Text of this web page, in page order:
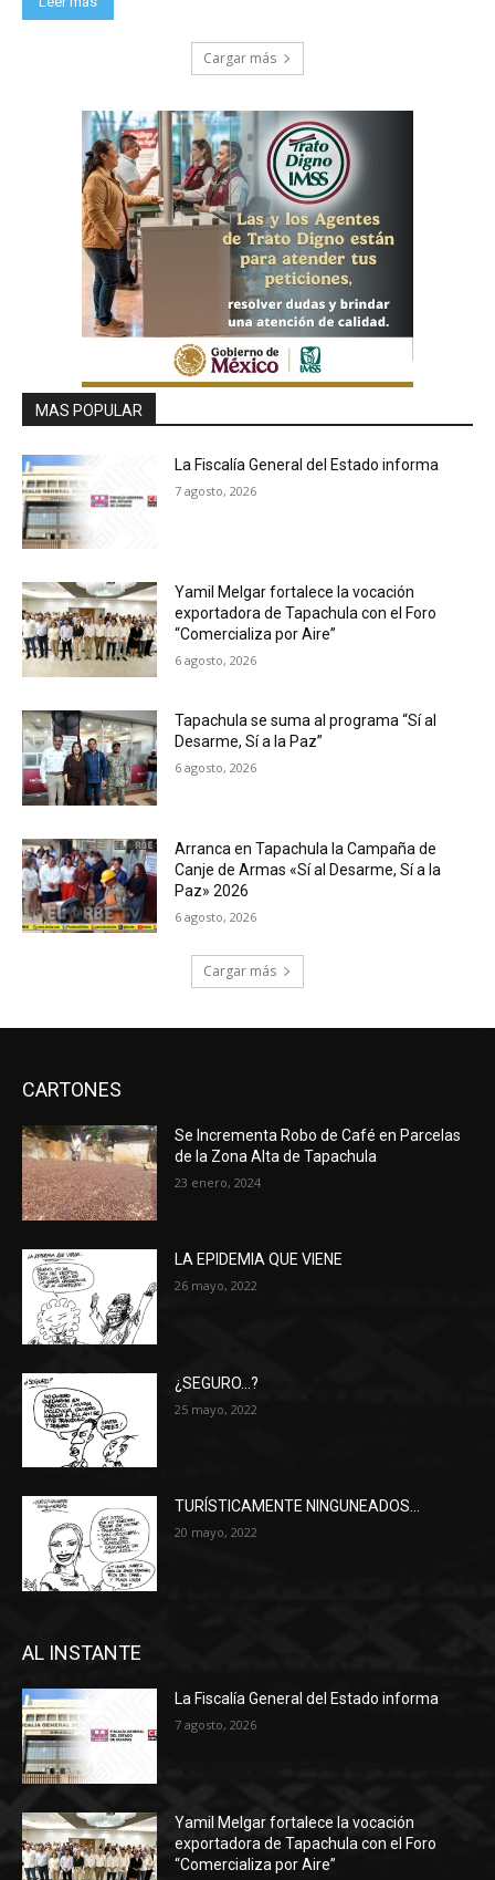
Cargar más
MAS POPULAR
La Fiscalía General del Estado informa
7 agosto, 2026
Yamil Melgar fortalece la vocación
exportadora de Tapachula con el Foro
“Comercializa por Aire”
6 agosto, 2026
Tapachula se suma al programa “Sí al
Desarme, Sí a la Paz”
6 agosto, 2026
Arranca en Tapachula la Campaña de
Canje de Armas «Sí al Desarme, Sí a la
Paz» 2026
6 agosto, 2026
Cargar más
CARTONES
Se Incrementa Robo de Café en Parcelas
de la Zona Alta de Tapachula
23 enero, 2024
LA EPIDEMIA QUE VIENE
26 mayo, 2022
¿SEGURO…?
25 mayo, 2022
TURÍSTICAMENTE NINGUNEADOS…
20 mayo, 2022
AL INSTANTE
La Fiscalía General del Estado informa
7 agosto, 2026
Yamil Melgar fortalece la vocación
exportadora de Tapachula con el Foro
“Comercializa por Aire”